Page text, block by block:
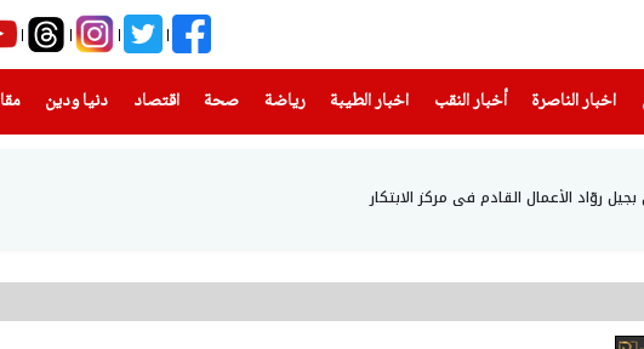
اخبار الناصرة
(current) أخبار النقب اخبار الطيبة(current) رياضة
(current) صحة(current) اقتصاد دنيا ودين
(current)
روّاد الأعمال القادم في مركز الابتكار